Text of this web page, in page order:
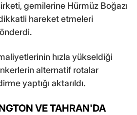
gemilerine Hürmüz Boğazı
hareket etmeleri
hızla yükseldiği
alternatif rotalar
yaptığı aktarıldı.
VE TAHRAN'DA